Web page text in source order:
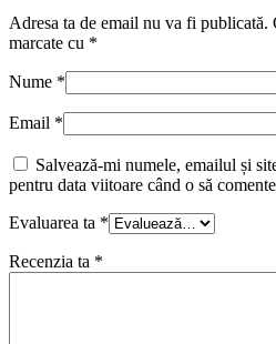
Adresa ta de email nu va fi publicată.
marcate cu *
Nume *
Email *
Salvează-mi numele, emailul și
pentru data viitoare când o să
Evaluarea ta *
Recenzia ta *